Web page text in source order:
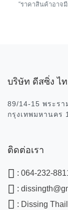
“ราคาสินค้าอาจ
บริษัท ดีสซิ่ง ไ
89/14-15 พระร
กรุงเทพมหานคร
ติดต่อเรา
: 064-232-
:
: Dissing